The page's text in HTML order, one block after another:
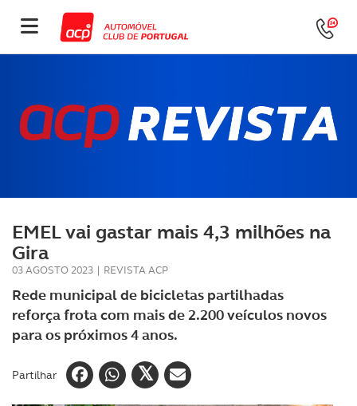
EMEL vai gastar mais 4,3 milhões na
Gira
03 AGOSTO 2023 | REVISTA ACP
Rede municipal de bicicletas partilhadas
reforça frota com mais de 2.200 veículos novos
para os próximos 4 anos.
Partilhar